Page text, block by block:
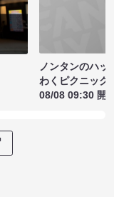
ノンタンのハッ
わくピクニック
08/08 09:30 開